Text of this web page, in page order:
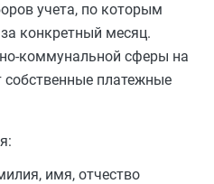
учета, по которым
конкретный месяц.
коммунальной сферы на
платежные
имя, отчество